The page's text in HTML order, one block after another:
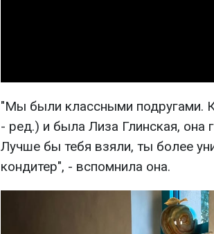
"Мы были классными подругами.
- ред.) и была Лиза Глинская, она
Лучше бы тебя взяли, ты более
кондитер", - вспомнила она.